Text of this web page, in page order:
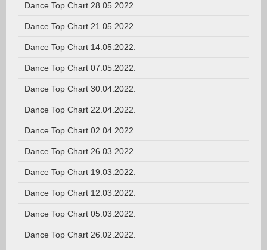
Dance Top Chart 28.05.2022.
Dance Top Chart 21.05.2022.
Dance Top Chart 14.05.2022.
Dance Top Chart 07.05.2022.
Dance Top Chart 30.04.2022.
Dance Top Chart 22.04.2022.
Dance Top Chart 02.04.2022.
Dance Top Chart 26.03.2022.
Dance Top Chart 19.03.2022.
Dance Top Chart 12.03.2022.
Dance Top Chart 05.03.2022.
Dance Top Chart 26.02.2022.